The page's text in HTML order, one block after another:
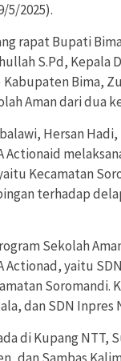
5/2025).
rapat Bupati
S.Pd, Kepala
Bima,
Aman dari dua
Hersan Hadi,
Actionaid
Kecamatan
terhadap
Sekolah
Actionad, yaitu
Soromandi.
dan SDN Inpres
di Kupang NTT,